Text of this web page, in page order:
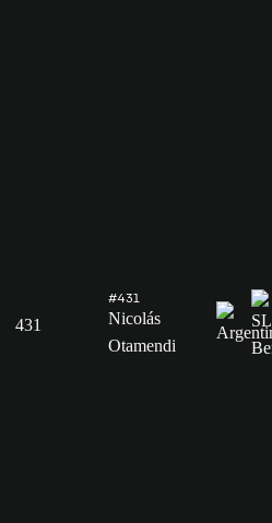
431
#431
Nicolás
Otamendi